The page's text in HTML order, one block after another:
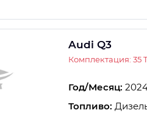
Audi Q3
Комплектация: 35
Год/Месяц:
Топливо: